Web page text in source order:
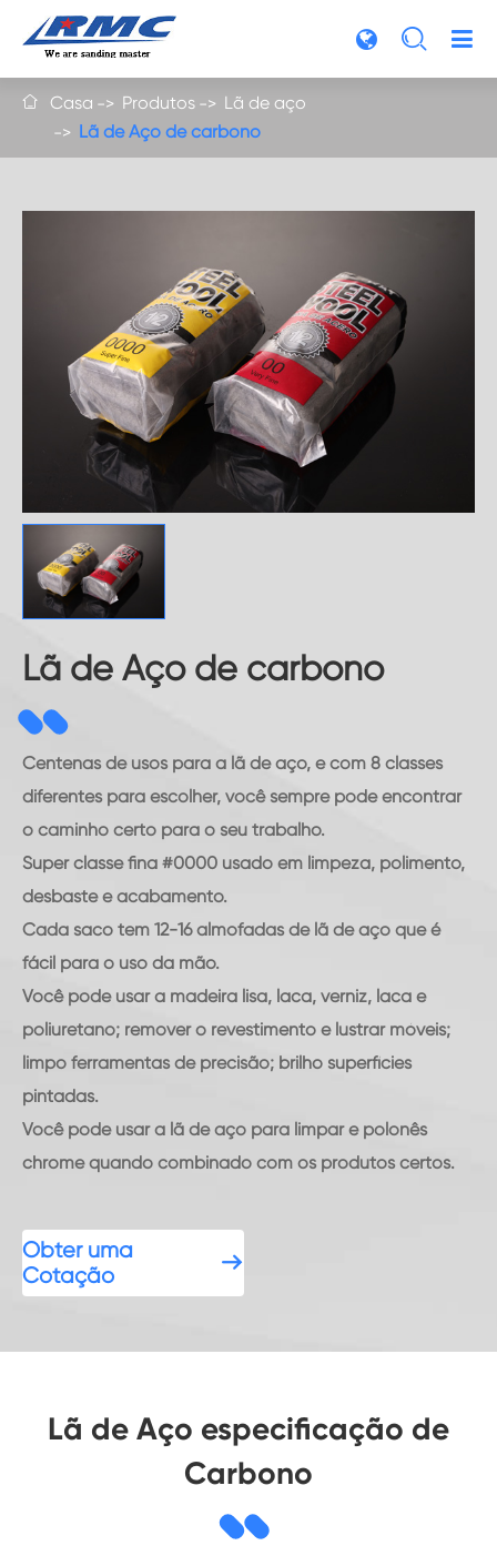

 Casa Produtos
Lã de aço
Lã de Aço de carbono
Lã de Aço de carbono
Centenas de usos para a lã de aço, e com 8 classes
diferentes para escolher, você sempre pode encontrar
o caminho certo para o seu trabalho.
Super classe fina #0000 usado em limpeza, polimento,
desbaste e acabamento.
Cada saco tem 12-16 almofadas de lã de aço que é
fácil para o uso da mão.
Você pode usar a madeira lisa, laca, verniz, laca e
poliuretano; remover o revestimento e lustrar móveis;
limpo ferramentas de precisão; brilho superfícies
pintadas.
Você pode usar a lã de aço para limpar e polonês
chrome quando combinado com os produtos certos.
Obter uma
Cotação

Lã de Aço especificação de
Carbono